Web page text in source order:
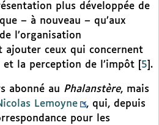
plus développée de
– à nouveau – qu’aux
l’organisation
ajouter ceux qui concernent
et la perception de l’impôt
5 .
abonné au Phalanstère, mais
Lemoyne
, qui, depuis
pour les